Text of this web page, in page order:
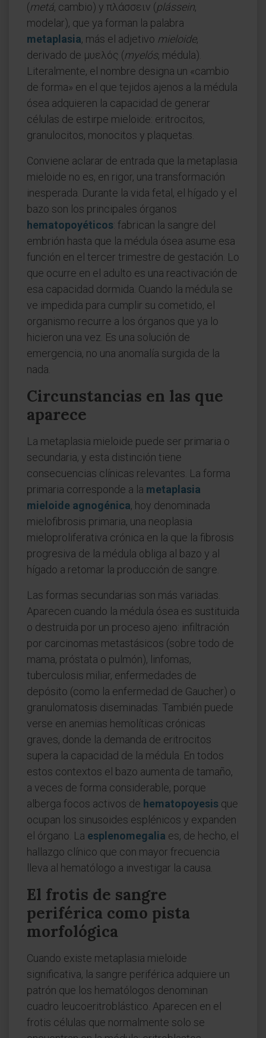
(metá, cambio) y πλάσσειν (plássein,
modelar), que ya forman la palabra
metaplasia, más el adjetivo mieloide,
derivado de μυελός (myelós, médula).
Literalmente, el nombre designa un «cambio
de forma» en el que tejidos ajenos a la médula
ósea adquieren la capacidad de generar
células de estirpe mieloide: eritrocitos,
granulocitos, monocitos y plaquetas.
Conviene aclarar de entrada que la metaplasia
mieloide no es, en rigor, una transformación
inesperada. Durante la vida fetal, el hígado y el
bazo son los principales órganos
hematopoyéticos: fabrican la sangre del
embrión hasta que la médula ósea asume esa
función en el tercer trimestre de gestación. Lo
que ocurre en el adulto es una reactivación de
esa capacidad dormida. Cuando la médula se
ve impedida para cumplir su cometido, el
organismo recurre a los órganos que ya lo
hicieron una vez. Es una solución de
emergencia, no una anomalía surgida de la
nada.
Circunstancias en las que
aparece
La metaplasia mieloide puede ser primaria o
secundaria, y esta distinción tiene
consecuencias clínicas relevantes. La forma
primaria corresponde a la metaplasia
mieloide agnogénica, hoy denominada
mielofibrosis primaria, una neoplasia
mieloproliferativa crónica en la que la fibrosis
progresiva de la médula obliga al bazo y al
hígado a retomar la producción de sangre.
Las formas secundarias son más variadas.
Aparecen cuando la médula ósea es sustituida
o destruida por un proceso ajeno: infiltración
por carcinomas metastásicos (sobre todo de
mama, próstata o pulmón), linfomas,
tuberculosis miliar, enfermedades de
depósito (como la enfermedad de Gaucher) o
granulomatosis diseminadas. También puede
verse en anemias hemolíticas crónicas
graves, donde la demanda de eritrocitos
supera la capacidad de la médula. En todos
estos contextos el bazo aumenta de tamaño,
a veces de forma considerable, porque
alberga focos activos de hematopoyesis que
ocupan los sinusoides esplénicos y expanden
el órgano. La esplenomegalia es, de hecho, el
hallazgo clínico que con mayor frecuencia
lleva al hematólogo a investigar la causa.
El frotis de sangre
periférica como pista
morfológica
Cuando existe metaplasia mieloide
significativa, la sangre periférica adquiere un
patrón que los hematólogos denominan
cuadro leucoeritroblástico. Aparecen en el
frotis células que normalmente solo se